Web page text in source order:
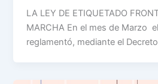
LA LEY DE ETIQUETADO
MARCHA En el mes de Marzo
reglamentó, mediante el Decreto